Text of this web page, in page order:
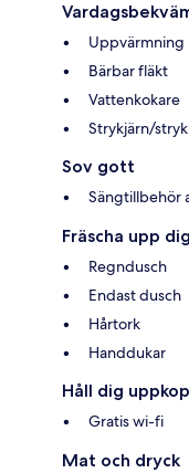
Uppvärmning
Bärbar fläkt
Vattenkokare
Strykjärn/
Sov gott
Sängtillbehör
Fräscha upp dig
Regndusch
Endast dusch
Hårtork
Handdukar
Håll dig
Gratis wi-fi
Mat och dryck